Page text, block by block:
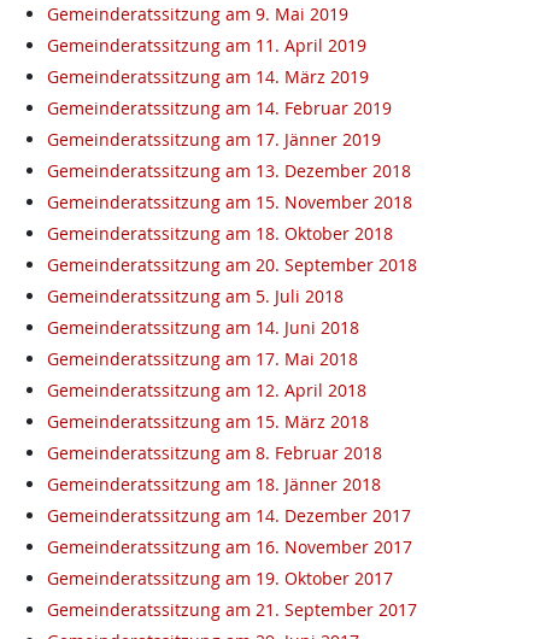
Gemeinderatssitzung am 9. Mai 2019
Gemeinderatssitzung am 11. April 2019
Gemeinderatssitzung am 14. März 2019
Gemeinderatssitzung am 14. Februar 2019
Gemeinderatssitzung am 17. Jänner 2019
Gemeinderatssitzung am 13. Dezember 2018
Gemeinderatssitzung am 15. November 2018
Gemeinderatssitzung am 18. Oktober 2018
Gemeinderatssitzung am 20. September 2018
Gemeinderatssitzung am 5. Juli 2018
Gemeinderatssitzung am 14. Juni 2018
Gemeinderatssitzung am 17. Mai 2018
Gemeinderatssitzung am 12. April 2018
Gemeinderatssitzung am 15. März 2018
Gemeinderatssitzung am 8. Februar 2018
Gemeinderatssitzung am 18. Jänner 2018
Gemeinderatssitzung am 14. Dezember 2017
Gemeinderatssitzung am 16. November 2017
Gemeinderatssitzung am 19. Oktober 2017
Gemeinderatssitzung am 21. September 2017